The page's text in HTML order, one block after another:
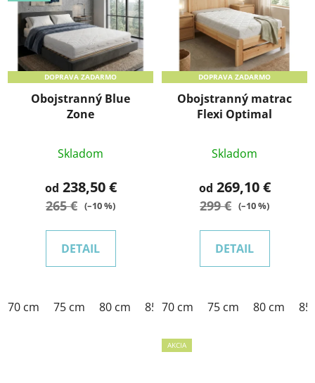
DOPRAVA ZADARMO
Obojstranný Blue
Zone
Skladom
od 238,50 €
265 € (–10 %)
DETAIL
70 cm 75 cm 80 cm 85 cm 90 cm 95 cm 100
DOPRAVA ZADARMO
Obojstranný matrac
Flexi Optimal
Skladom
od 269,10 €
299 € (–10 %)
DETAIL
70 cm 75 cm 80 cm 85
AKCIA